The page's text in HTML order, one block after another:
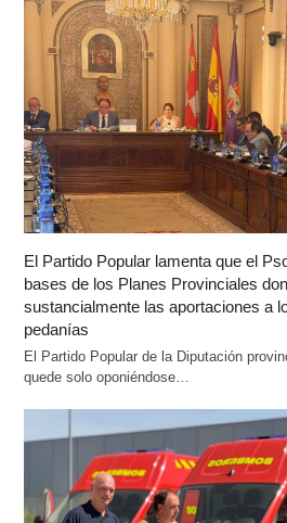
El Partido Popular lamenta que el
bases de los Planes Provinciales
sustancialmente las aportaciones a
pedanías
El Partido Popular de la Diputación
quede solo oponiéndose…